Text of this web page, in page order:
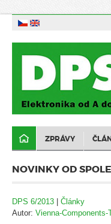
ZPRÁVY
NOVINKY OD
DPS 6/2013 | Články
Autor: Vienna-Components-